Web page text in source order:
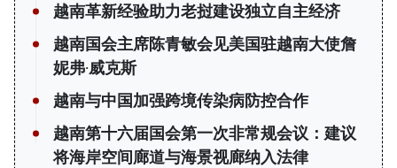
越南革新经验助力老挝建设独立自主经济
越南国会主席陈青敏会见美国驻越南大使詹
妮弗·威克斯
越南与中国加强跨境传染病防控合作
越南第十六届国会第一次非常规会议：建议
将海岸空间廊道与海景视廊纳入法律